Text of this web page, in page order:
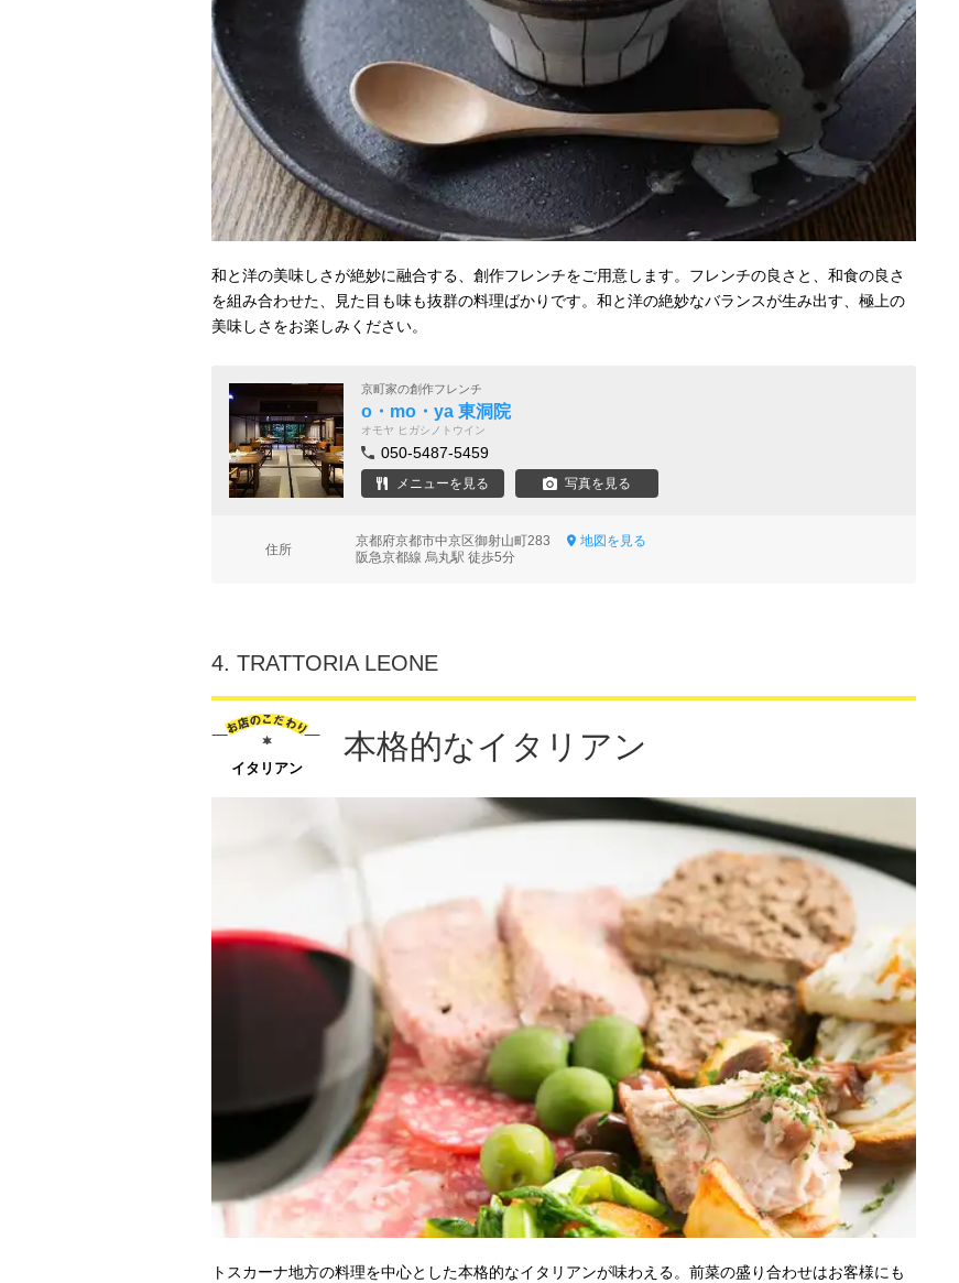
和と洋の美味しさが絶妙に融合する、創作フレンチをご用意します。フレンチの良さと、和食の良さ
を組み合わせた、見た目も味も抜群の料理ばかりです。和と洋の絶妙なバランスが生み出す、極上の
美味しさをお楽しみください。
京町家の創作フレンチ
o・mo・ya 東洞院
オモヤ ヒガシノトウイン
050-5487-5459
メニューを見る 写真を見る
住所
京都府京都市中京区御射山町283
地図を見る
阪急京都線 烏丸駅 徒歩5分
4. TRATTORIA LEONE
イタリアン
本格的なイタリアン
トスカーナ地方の料理を中心とした本格的なイタリアンが味わえる。前菜の盛り合わせはお客様にも